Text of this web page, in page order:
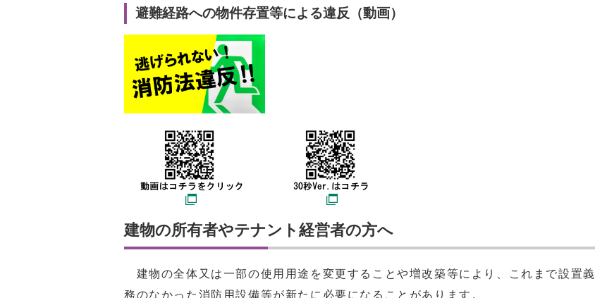
避難経路への物件存置等による違反（動画）
建物の所有者やテナント経営者の方へ
建物の全体又は一部の使用用途を変更することや増改築等により、これまで設置義
務のなかった消防用設備等が新たに必要になることがあります。